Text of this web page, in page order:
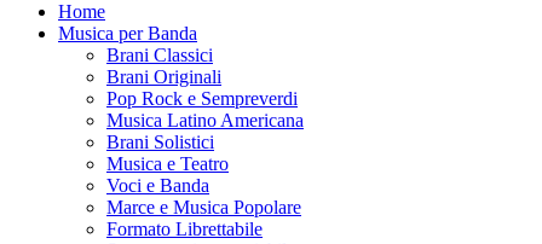
Home
Musica per Banda
Brani Classici
Brani Originali
Pop Rock e Sempreverdi
Musica Latino Americana
Brani Solistici
Musica e Teatro
Voci e Banda
Marce e Musica Popolare
Formato Librettabile